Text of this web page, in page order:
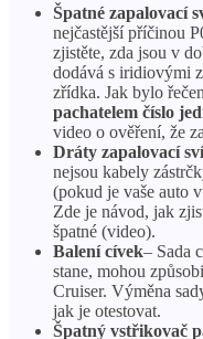
Špatné zapalovací
nejčastější příčinou
zjistěte, zda jsou v
dodává s iridiovými
zřídka. Jak bylo
pachatelem číslo
video o ověření, že
Dráty zapalovací
nejsou kabely
(pokud je vaše auto
Zde je návod, jak
špatné (video).
Balení cívek– Sada
stane, mohou
Cruiser. Výměna
jak je otestovat.
Špatný vstřikovač